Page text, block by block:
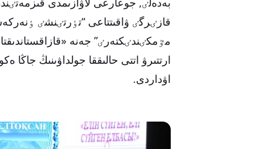
قازٸرگٸ ۋاقىتتاعى “تٶرتٸنشٸ
مٷمكٸندٸكتەرٸ” جەنە
ارتتىرۋ اتتى حالىققا جولداۋىنىڭ جاڭا
اۋداردى.